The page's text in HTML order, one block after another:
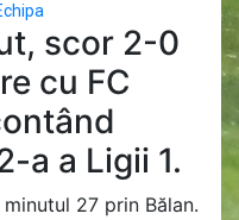
scor 2-0
cu FC
a a Ligii 1.
27 prin Bălan.